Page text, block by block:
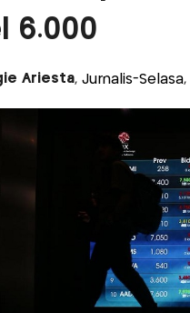
6.000
Ariesta, Jurnalis-